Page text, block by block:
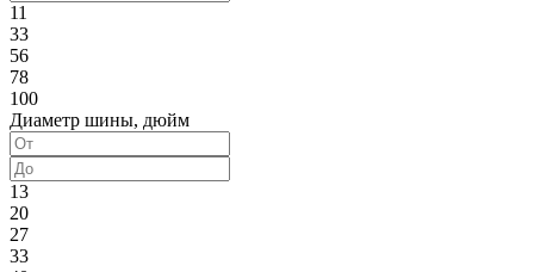
11
33
56
78
100
Диаметр шины, дюйм
13
20
27
33